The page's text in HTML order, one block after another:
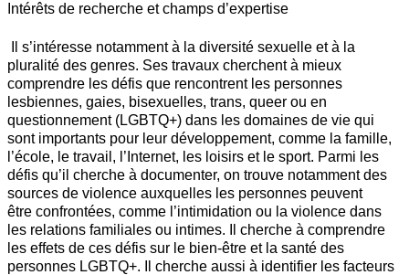
Intérêts de recherche et champs d’expertise
Il s’intéresse notamment à la diversité sexuelle et à la
pluralité des genres. Ses travaux cherchent à mieux
comprendre les défis que rencontrent les personnes
lesbiennes, gaies, bisexuelles, trans, queer ou en
questionnement (LGBTQ+) dans les domaines de vie qui
sont importants pour leur développement, comme la famille,
l’école, le travail, l’Internet, les loisirs et le sport. Parmi les
défis qu’il cherche à documenter, on trouve notamment des
sources de violence auxquelles les personnes peuvent
être confrontées, comme l’intimidation ou la violence dans
les relations familiales ou intimes. Il cherche à comprendre
les effets de ces défis sur le bien-être et la santé des
personnes LGBTQ+. Il cherche aussi à identifier les facteurs